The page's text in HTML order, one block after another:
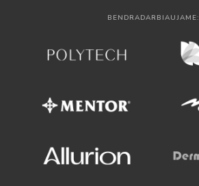
BENDRADARBIAUJAME: